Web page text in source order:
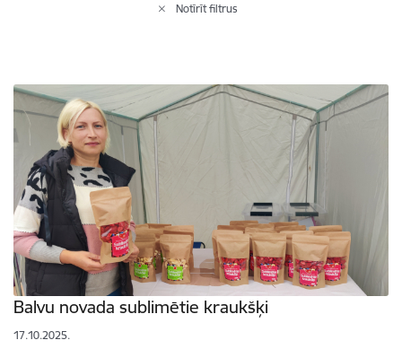
Notīrīt filtrus
Balvu novada sublimētie kraukšķi
17.10.2025.